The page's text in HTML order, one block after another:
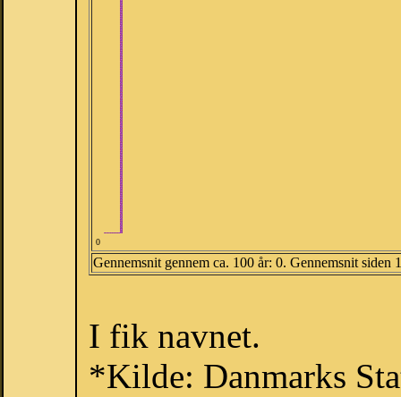
0
Gennemsnit gennem ca. 100 år: 0. Gennemsnit siden
I fik navnet.
*Kilde: Danmarks